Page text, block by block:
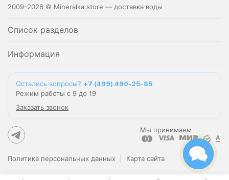
2009-2026 © Mineralka.store — доставка воды
Список разделов
Информация
Остались вопросы? +7 (499) 490-25-85
Режим работы с 9 до 19
Заказать звонок
Мы принимаем
Политика персональных данных Карта сайта